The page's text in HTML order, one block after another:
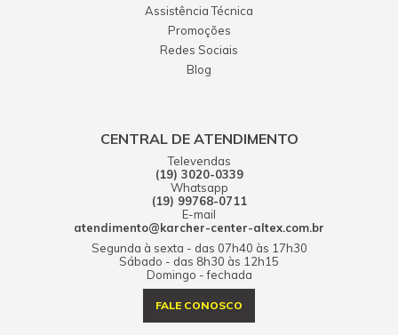
Assistência Técnica
Promoções
Redes Sociais
Blog
CENTRAL DE ATENDIMENTO
Televendas
(19) 3020-0339
Whatsapp
(19) 99768-0711
E-mail
atendimento@karcher-center-altex.com.br
Segunda à sexta - das 07h40 às 17h30
Sábado - das 8h30 às 12h15
Domingo - fechada
FALE CONOSCO